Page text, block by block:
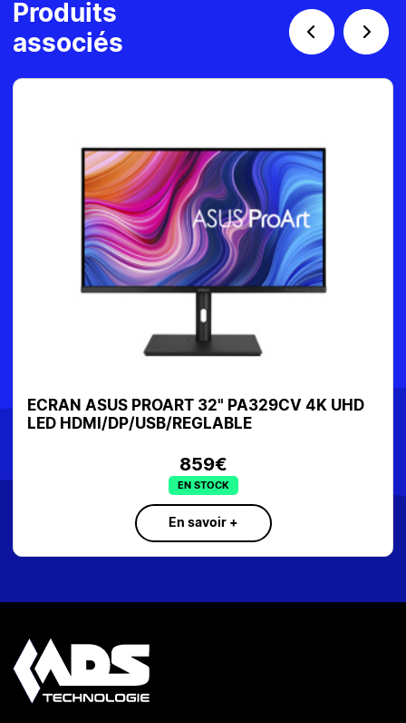
Produits
associés
ECRAN ASUS PROART 32" PA329CV 4K UHD
LED HDMI/DP/USB/REGLABLE
859€
EN STOCK
En savoir +